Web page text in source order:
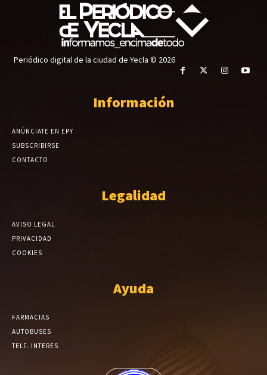
Periódico digital de la ciudad de Yecla © 2026
Información
ANÚNCIATE EN EPY
SUBSCRIBIRSE
CONTACTO
Legalidad
AVISO LEGAL
PRIVACIDAD
COOKIES
Ayuda
FARMACIAS
AUTOBUSES
TELF. INTERES